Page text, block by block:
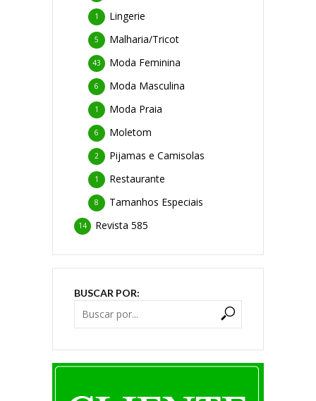
Lingerie
1
Malharia/Tricot
5
Moda Feminina
43
Moda Masculina
6
Moda Praia
1
Moletom
6
Pijamas e Camisolas
2
Restaurante
1
Tamanhos Especiais
8
Revista 585
14
BUSCAR POR: